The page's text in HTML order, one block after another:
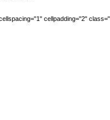
cellpadding="2"